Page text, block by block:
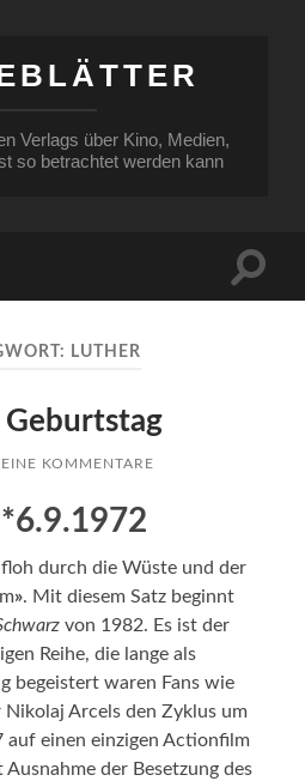
Verlags über Kino, Medien,
so betrachtet werden kann
LUTHER
Geburtstag
KOMMENTARE
durch die Wüste und der
». Mit diesem Satz beginnt
von 1982. Es ist der
Reihe, die lange als
begeistert waren Fans wie
Nikolaj Arcels den Zyklus um
auf einen einzigen Actionfilm
der Besetzung des